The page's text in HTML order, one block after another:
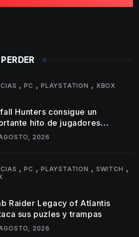
,PC ,PLAYSTATION , XBOX
Hunters consigue un
hito de jugadores
2026
,PC ,PLAYSTATION , SWITCH ,
Raider Legacy of Atlantis
sus puzles y trampas
2026